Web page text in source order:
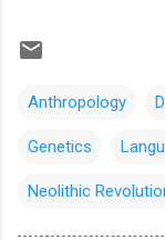
Anthropology
Genetics
Neolithic